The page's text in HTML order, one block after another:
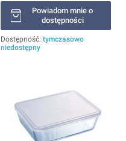
Powiadom mnie o
dostępności
Dostępność: tymczasowo
niedostępny